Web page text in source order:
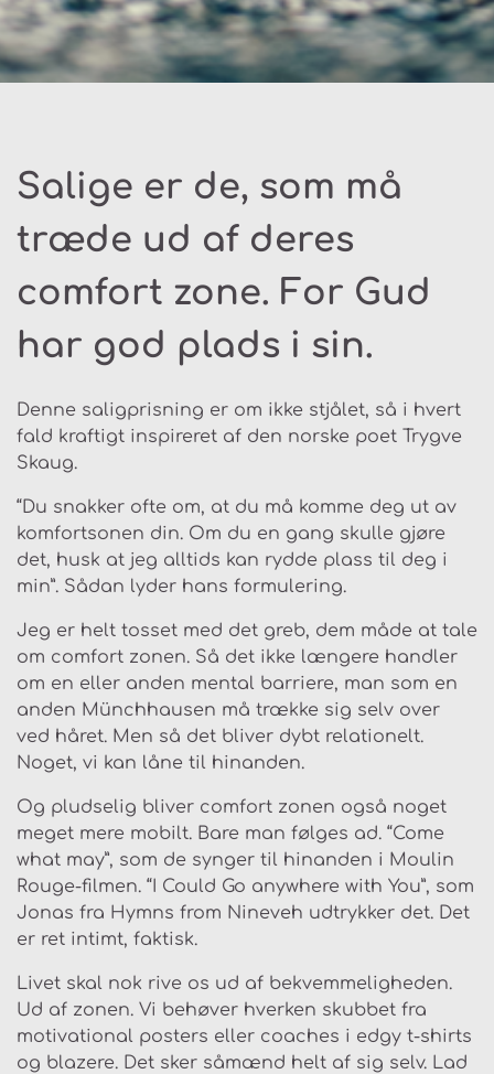
Salige er de, som må
træde ud af deres
comfort zone. For Gud
har god plads i sin.
Denne saligprisning er om ikke stjålet, så i hvert
fald kraftigt inspireret af den norske poet Trygve
Skaug.
“Du snakker ofte om, at du må komme deg ut av
komfortsonen din. Om du en gang skulle gjøre
det, husk at jeg alltids kan rydde plass til deg i
min”. Sådan lyder hans formulering.
Jeg er helt tosset med det greb, dem måde at tale
om comfort zonen. Så det ikke længere handler
om en eller anden mental barriere, man som en
anden Münchhausen må trække sig selv over
ved håret. Men så det bliver dybt relationelt.
Noget, vi kan låne til hinanden.
Og pludselig bliver comfort zonen også noget
meget mere mobilt. Bare man følges ad. “Come
what may”, som de synger til hinanden i Moulin
Rouge-filmen. “I Could Go anywhere with You”, som
Jonas fra Hymns from Nineveh udtrykker det. Det
er ret intimt, faktisk.
Livet skal nok rive os ud af bekvemmeligheden.
Ud af zonen. Vi behøver hverken skubbet fra
motivational posters eller coaches i edgy t-shirts
og blazere. Det sker såmænd helt af sig selv. Lad